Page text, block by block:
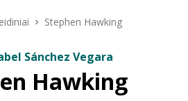
Stephen Hawking
Sánchez Vegara
Hawking